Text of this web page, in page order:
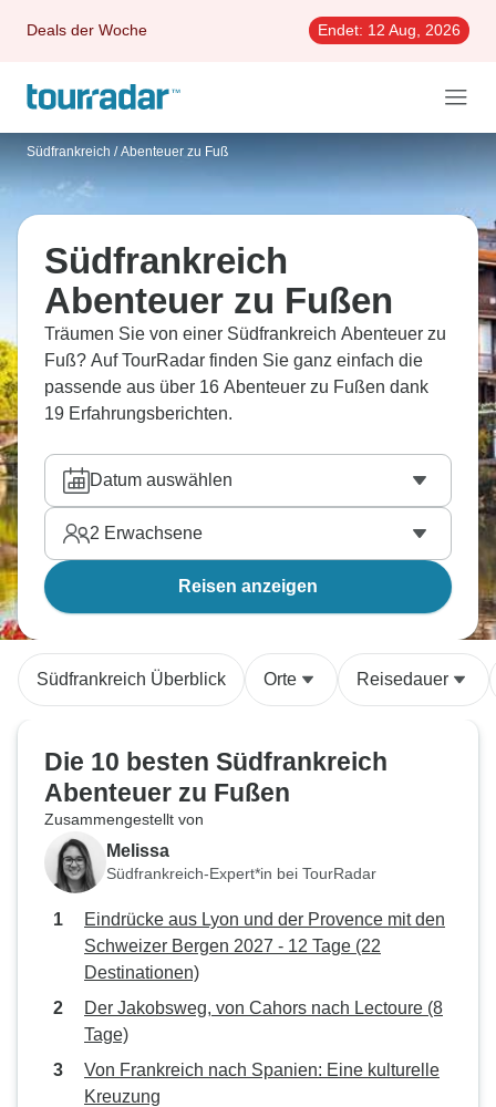
Deals der Woche Endet: 12 Aug, 2026
Südfrankreich / Abenteuer zu Fuß
Südfrankreich
Abenteuer zu Fußen
Träumen Sie von einer Südfrankreich Abenteuer zu
Fuß? Auf TourRadar finden Sie ganz einfach die
passende aus über 16 Abenteuer zu Fußen dank
19 Erfahrungsberichten.
Datum auswählen
2 Erwachsene
Reisen anzeigen
Südfrankreich Überblick Orte Reisedauer
Die 10 besten Südfrankreich
Abenteuer zu Fußen
Zusammengestellt von
Melissa
Südfrankreich-Expert*in bei TourRadar
Eindrücke aus Lyon und der Provence mit den
Schweizer Bergen 2027 - 12 Tage (22
Destinationen)
Der Jakobsweg, von Cahors nach Lectoure (8
Tage)
Von Frankreich nach Spanien: Eine kulturelle
Kreuzung